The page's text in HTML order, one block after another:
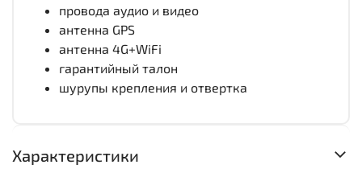
провода аудио и видео
антенна GPS
антенна 4G+WiFi
гарантийный талон
шурупы крепления и отвертка
Характеристики